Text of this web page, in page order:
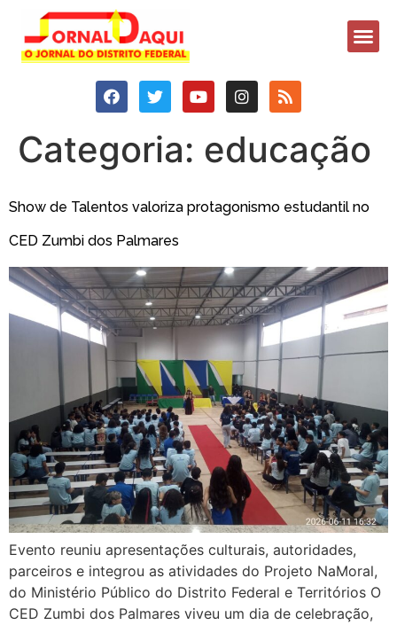
Categoria: educação
Show de Talentos valoriza protagonismo estudantil no
CED Zumbi dos Palmares
Evento reuniu apresentações culturais, autoridades,
parceiros e integrou as atividades do Projeto NaMoral,
do Ministério Público do Distrito Federal e Territórios O
CED Zumbi dos Palmares viveu um dia de celebração,